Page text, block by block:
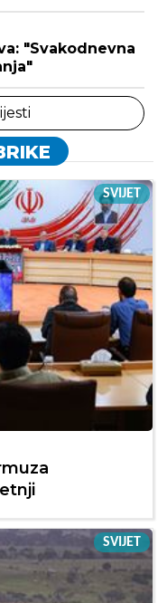
"Svakodnevna
SVIJET
SVIJET